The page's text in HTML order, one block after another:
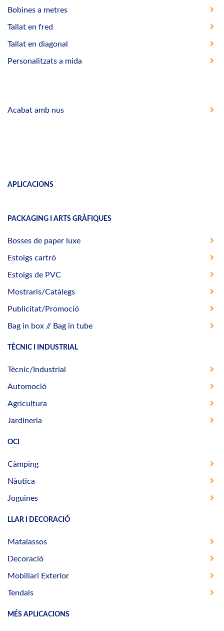
Bobines a metres
Tallat en fred
Tallat en diagonal
Personalitzats a mida
Acabat amb nus
APLICACIONS
PACKAGING I ARTS GRÀFIQUES
Bosses de paper luxe
Estoigs cartró
Estoigs de PVC
Mostraris/Catàlegs
Publicitat/Promoció
Bag in box // Bag in tube
TÈCNIC I INDUSTRIAL
Tècnic/Industrial
Automoció
Agricultura
Jardineria
OCI
Càmping
Nàutica
Joguines
LLAR I DECORACIÓ
Matalassos
Decoració
Mobiliari Exterior
Tendals
MÉS APLICACIONS